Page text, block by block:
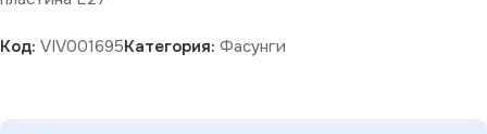
Код: VIV001695Категория: Фасунги